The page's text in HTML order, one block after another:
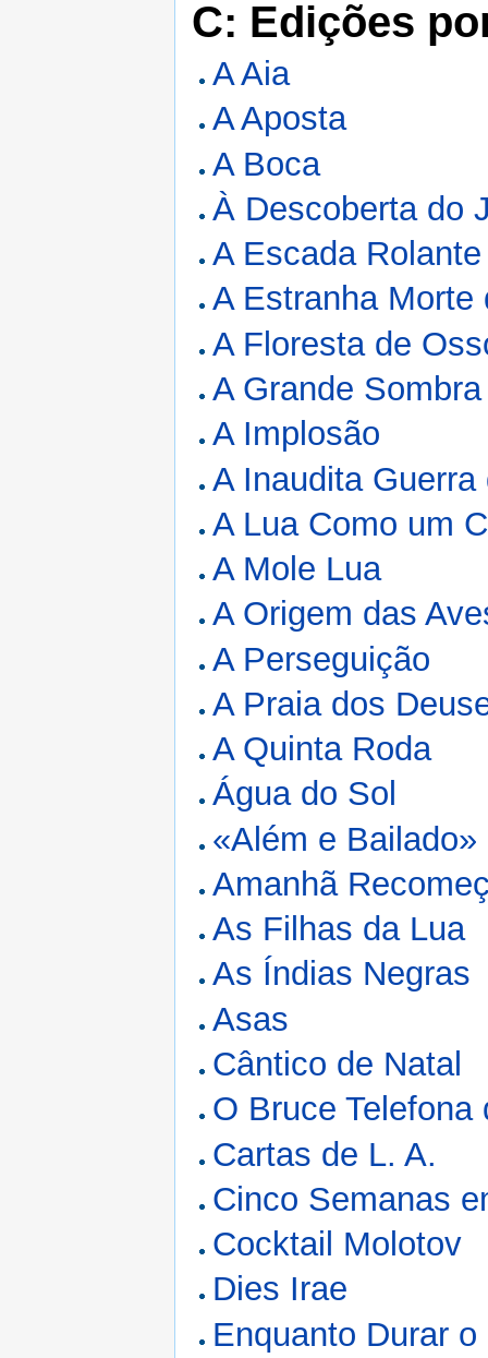
C: Edições
A Aia
A Aposta
A Boca
À Descoberta do
A Escada Rolante
A Estranha Morte
A Floresta de
A Grande Sombra
A Implosão
A Inaudita
A Lua Como um
A Mole Lua
A Origem das
A Perseguição
A Praia dos
A Quinta Roda
Água do Sol
«Além e Bailado»
Amanhã
As Filhas da Lua
As Índias Negras
Asas
Cântico de Natal
O Bruce Telefona
Cartas de L. A.
Cinco Semanas
Cocktail Molotov
Dies Irae
Enquanto Durar o